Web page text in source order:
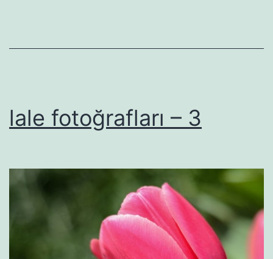
lale fotoğrafları – 3